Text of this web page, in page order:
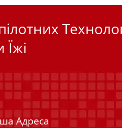
Адреса